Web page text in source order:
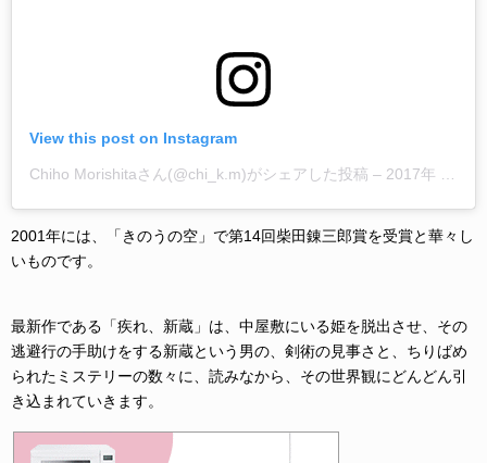
View this post on Instagram
Chiho Morishitaさん(@chi_k.m)がシェアした投稿 – 2017年 9月月16日午前1時39分PDT
2001年には、「きのうの空」で第14回柴田錬三郎賞を受賞と華々し
いものです。
最新作である「疾れ、新蔵」は、中屋敷にいる姫を脱出させ、その
逃避行の手助けをする新蔵という男の、剣術の見事さと、ちりばめ
られたミステリーの数々に、読みなから、その世界観にどんどん引
き込まれていきます。